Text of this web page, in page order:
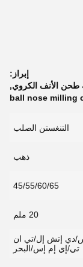
إبراز:
طحن الأنف الكروي,
ball nose milling
التنغستن الصلب
ذهب
45/55/60/65
20 ملم
دي إتش إل/تي ان
تي/إي إم إس/البحر